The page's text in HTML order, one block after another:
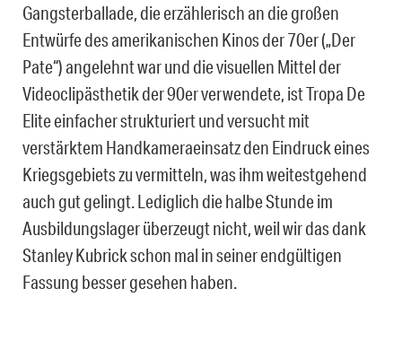
Gangsterballade, die erzählerisch an die großen
Entwürfe des amerikanischen Kinos der 70er („Der
Pate“) angelehnt war und die visuellen Mittel der
Videoclipästhetik der 90er verwendete, ist Tropa De
Elite einfacher strukturiert und versucht mit
verstärktem Handkameraeinsatz den Eindruck eines
Kriegsgebiets zu vermitteln, was ihm weitestgehend
auch gut gelingt. Lediglich die halbe Stunde im
Ausbildungslager überzeugt nicht, weil wir das dank
Stanley Kubrick schon mal in seiner endgültigen
Fassung besser gesehen haben.